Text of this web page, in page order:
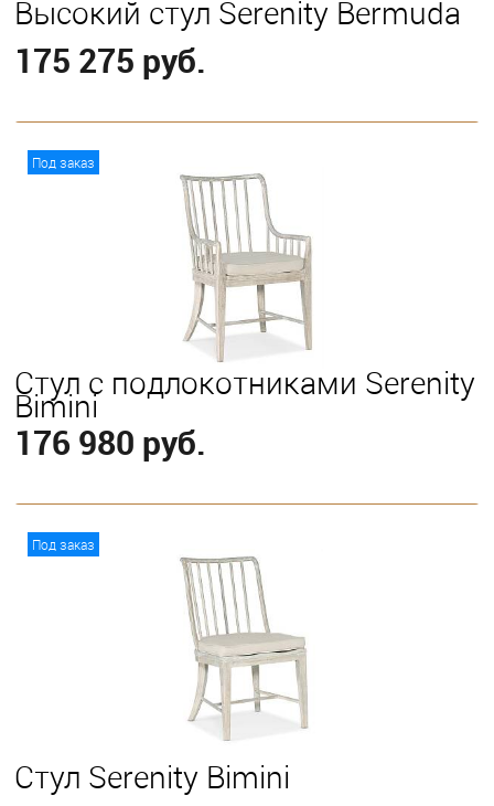
Высокий стул Serenity Bermuda
175 275 руб.
Под заказ
Стул с подлокотниками Serenity
Bimini
176 980 руб.
Под заказ
Стул Serenity Bimini